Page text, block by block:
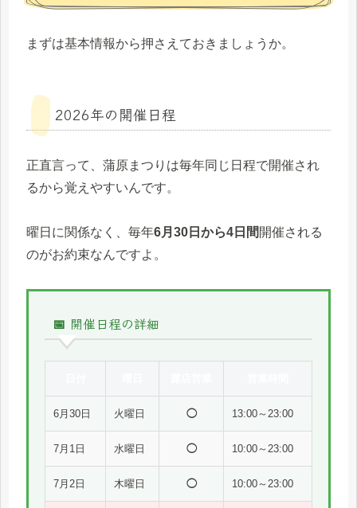
まずは基本情報から押さえておきましょうか。
2026年の開催日程
正直言って、蒲原まつりは毎年同じ日程で開催され
るから覚えやすいんです。
曜日に関係なく、毎年6月30日から4日間 開催される
のがお約束なんですよ。
📅 開催日程の詳細
6月30日 火曜日 ◯ 13:00～23:00
7月1日 水曜日 ◯ 10:00～23:00
7月2日 木曜日 ◯ 10:00～23:00